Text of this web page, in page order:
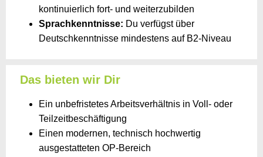
kontinuierlich fort- und weiterzubilden
Sprachkenntnisse: Du verfügst über
Deutschkenntnisse mindestens auf B2-Niveau
Das bieten wir Dir
Ein unbefristetes Arbeitsverhältnis in Voll- oder
Teilzeitbeschäftigung
Einen modernen, technisch hochwertig
ausgestatteten OP-Bereich